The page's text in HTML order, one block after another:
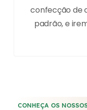
confecção de
padrão, e
CONHEÇA OS